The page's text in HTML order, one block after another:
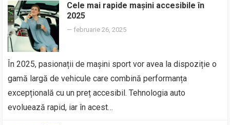
Cele mai rapide mașini accesibile în
2025
— februarie 26, 2025
În 2025, pasionații de mașini sport vor avea la dispoziție o
gamă largă de vehicule care combină performanța
excepțională cu un preț accesibil. Tehnologia auto
evoluează rapid, iar în acest…